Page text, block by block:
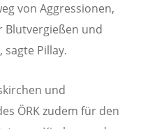
von Aggressionen,
Blutvergießen und
Pillay.
und
ÖRK zudem für den